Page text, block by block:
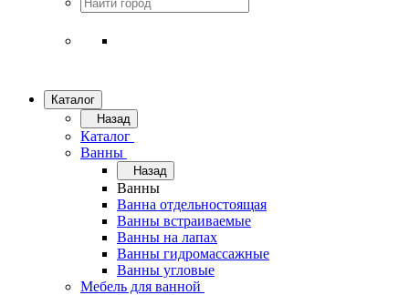
Каталог
Назад
Каталог
Ванны
Назад
Ванны
Ванна отдельностоящая
Ванны встраиваемые
Ванны на лапах
Ванны гидромассажные
Ванны угловые
Мебель для ванной